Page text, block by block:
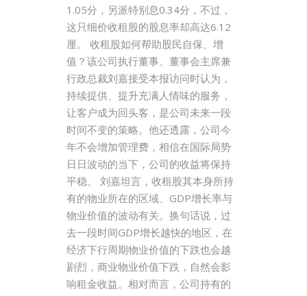
1.05分，另派特别息0.34分，不过，
这只细价收租股的股息率却高达6.12
厘。 收租股如何帮助股民自保、增
值？该公司执行董事、董事会主席兼
行政总裁刘嘉接受本报访问时认为，
持续提供、提升充满人情味的服务，
让客户成为回头客，是公司未来一段
时间不变的策略。他还透露，公司今
年不会增加管理费，相信在国际局势
日日波动的当下，公司的收益将保持
平稳。 刘嘉坦言，收租股其本身所持
有的物业所在的区域、GDP增长率与
物业价值的波动有关。换句话说，过
去一段时间GDP增长越快的地区，在
经济下行周期物业价值的下跌也会越
剧烈，商业物业价值下跌，自然会影
响租金收益。相对而言，公司持有的